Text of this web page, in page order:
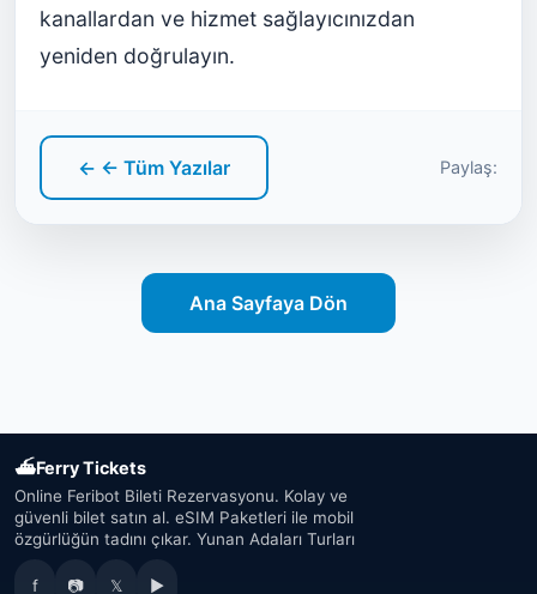
kanallardan ve hizmet sağlayıcınızdan
yeniden doğrulayın.
← ← Tüm Yazılar Paylaş:
Ana Sayfaya Dön
⛴Ferry Tickets
Online Feribot Bileti Rezervasyonu. Kolay ve
güvenli bilet satın al. eSIM Paketleri ile mobil
özgürlüğün tadını çıkar. Yunan Adaları Turları
f 📷 𝕏 ▶